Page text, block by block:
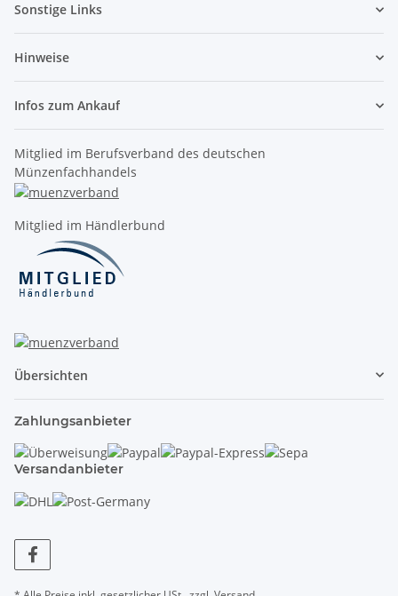
Sonstige Links
Hinweise
Infos zum Ankauf
Mitglied im Berufsverband des deutschen
Münzenfachhandels
Mitglied im Händlerbund
Übersichten
Zahlungsanbieter
Versandanbieter